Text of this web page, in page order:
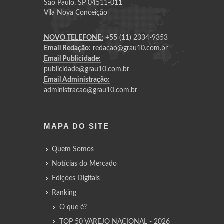
São Paulo, SP 04511-011
Vila Nova Conceição
NOVO TELEFONE: +55 (11) 2334-9353
Email Redação: redacao@grau10.com.br
Email Publicidade:
publicidade@grau10.com.br
Email Administração:
administracao@grau10.com.br
MAPA DO SITE
Quem Somos
Notícias do Mercado
Edições Digitais
Ranking
O que é?
TOP 50 VAREJO NACIONAL - 2026